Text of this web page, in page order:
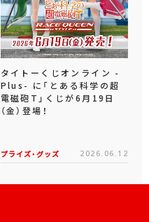
タイトーくじオンライン -
Plus- に「とある科学の超
電磁砲T」くじが6月19日
（金）登場！
プライズ・グッズ 2026.06.12